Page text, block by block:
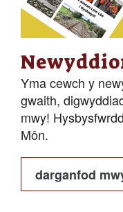
Yma cewch y
gwaith,
mwy!
Môn.
darganfod